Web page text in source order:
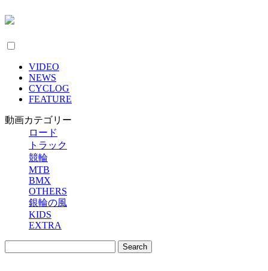
VIDEO
NEWS
CYCLOG
FEATURE
動画カテゴリー
ロード
トラック
競輪
MTB
BMX
OTHERS
銀輪の風
KIDS
EXTRA